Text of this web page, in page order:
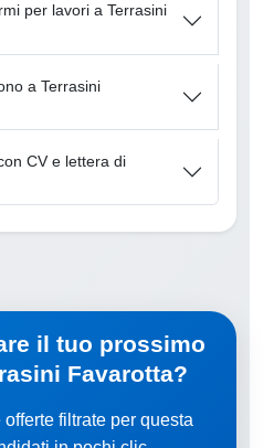
per lavori a Terrasini
a Terrasini
CV e lettera di
il tuo prossimo
Favarotta?
filtrate per questa